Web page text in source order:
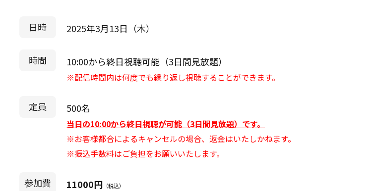
日時 2025年3月13日（木）
時間 10:00から終日視聴可能（3日間見放題）
※配信時間内は何度でも繰り返し視聴することができます。
定員 500名
当日の10:00から終日視聴が可能（3日間見放題）です。
※お客様都合によるキャンセルの場合、返金はいたしかねます。
※振込手数料はご負担をお願いいたします。
参加費 11000円 （税込）